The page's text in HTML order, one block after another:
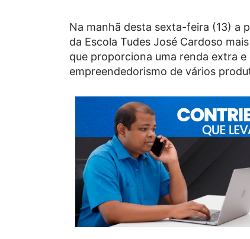
Na manhã desta sexta-feira (13) a
da Escola Tudes José Cardoso
que proporciona uma renda extra
empreendedorismo de vários